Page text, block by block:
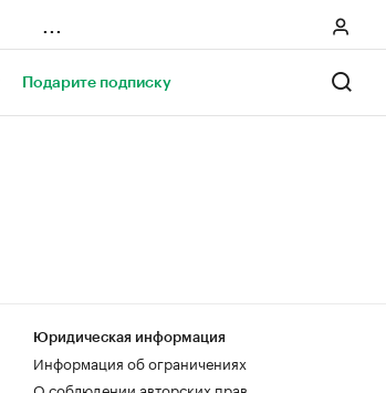
Подарите подписку
Юридическая информация
Информация об ограничениях
О соблюдении авторских прав